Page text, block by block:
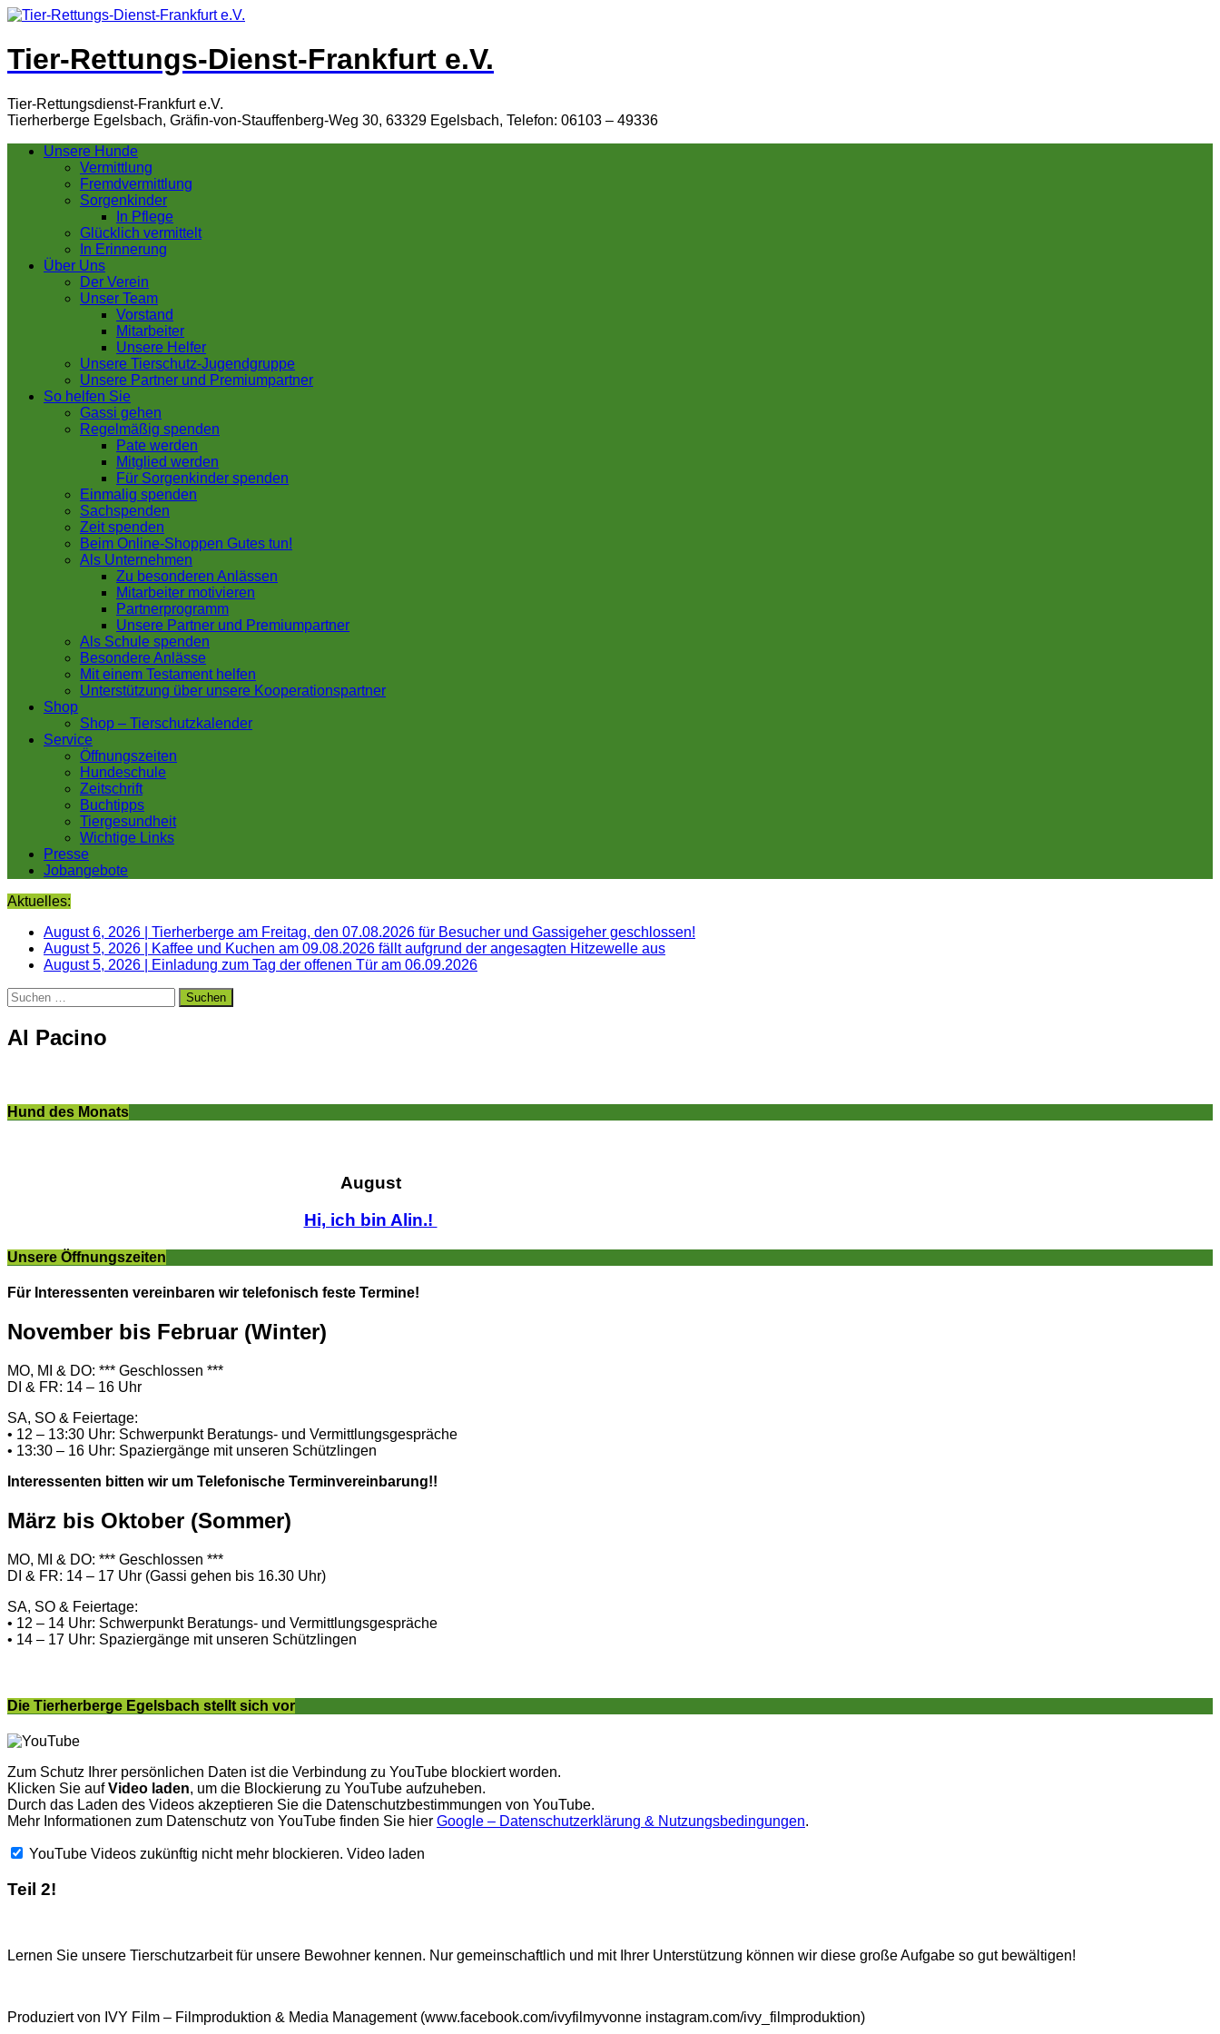
Tier-Rettungs-Dienst-Frankfurt e.V.
Tier-Rettungsdienst-Frankfurt e.V.
Tierherberge Egelsbach, Gräfin-von-Stauffenberg-Weg 30, 63329 Egelsbach, Telefon: 06103 – 49336
Unsere Hunde
Vermittlung
Fremdvermittlung
Sorgenkinder
In Pflege
Glücklich vermittelt
In Erinnerung
Über Uns
Der Verein
Unser Team
Vorstand
Mitarbeiter
Unsere Helfer
Unsere Tierschutz-Jugendgruppe
Unsere Partner und Premiumpartner
So helfen Sie
Gassi gehen
Regelmäßig spenden
Pate werden
Mitglied werden
Für Sorgenkinder spenden
Einmalig spenden
Sachspenden
Zeit spenden
Beim Online-Shoppen Gutes tun!
Als Unternehmen
Zu besonderen Anlässen
Mitarbeiter motivieren
Partnerprogramm
Unsere Partner und Premiumpartner
Als Schule spenden
Besondere Anlässe
Mit einem Testament helfen
Unterstützung über unsere Kooperationspartner
Shop
Shop – Tierschutzkalender
Service
Öffnungszeiten
Hundeschule
Zeitschrift
Buchtipps
Tiergesundheit
Wichtige Links
Presse
Jobangebote
Aktuelles:
August 6, 2026
Tierherberge am Freitag, den 07.08.2026 für Besucher und Gassigeher geschlossen!
August 5, 2026
Kaffee und Kuchen am 09.08.2026 fällt aufgrund der angesagten Hitzewelle aus
August 5, 2026
Einladung zum Tag der offenen Tür am 06.09.2026
Suchen
nach:
Al Pacino
Hund des Monats
August
Hi, ich bin Alin.!
Unsere Öffnungszeiten
Für Interessenten vereinbaren wir telefonisch feste Termine!
November bis Februar (Winter)
MO, MI & DO: *** Geschlossen ***
DI & FR: 14 – 16 Uhr
SA, SO & Feiertage:
• 12 – 13:30 Uhr: Schwerpunkt Beratungs- und Vermittlungsgespräche
• 13:30 – 16 Uhr: Spaziergänge mit unseren Schützlingen
Interessenten bitten wir um Telefonische Terminvereinbarung!!
März bis Oktober (Sommer)
MO, MI & DO: *** Geschlossen ***
DI & FR: 14 – 17 Uhr (Gassi gehen bis 16.30 Uhr)
SA, SO & Feiertage:
• 12 – 14 Uhr: Schwerpunkt Beratungs- und Vermittlungsgespräche
• 14 – 17 Uhr: Spaziergänge mit unseren Schützlingen
Die Tierherberge Egelsbach stellt sich vor
Zum Schutz Ihrer persönlichen Daten ist die Verbindung zu YouTube blockiert worden.
Klicken Sie aufVideo laden, um die Blockierung zu YouTube aufzuheben.
Durch das Laden des Videos akzeptieren Sie die Datenschutzbestimmungen von YouTube.
Mehr Informationen zum Datenschutz von YouTube finden Sie hier Google – Datenschutzerklärung & Nutzungsbedingungen.
YouTube Videos zukünftig nicht mehr blockieren. Video laden
Teil 2!
Lernen Sie unsere Tierschutzarbeit für unsere Bewohner kennen. Nur gemeinschaftlich und mit Ihrer Unterstützung können wir diese große Aufgabe so gut bewältigen!
Produziert von IVY Film – Filmproduktion & Media Management (www.facebook.com/ivyfilmyvonne instagram.com/ivy_filmproduktion)